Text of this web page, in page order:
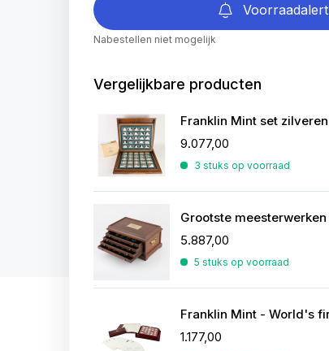
Voorraadalert
Nabestellen niet mogelijk
Vergelijkbare producten
9.077,00
3 stuks op voorraad
5.887,00
5 stuks op voorraad
1.177,00